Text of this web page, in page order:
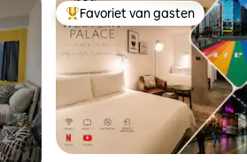
Topfavoriet van gasten
Favoriet van gasten